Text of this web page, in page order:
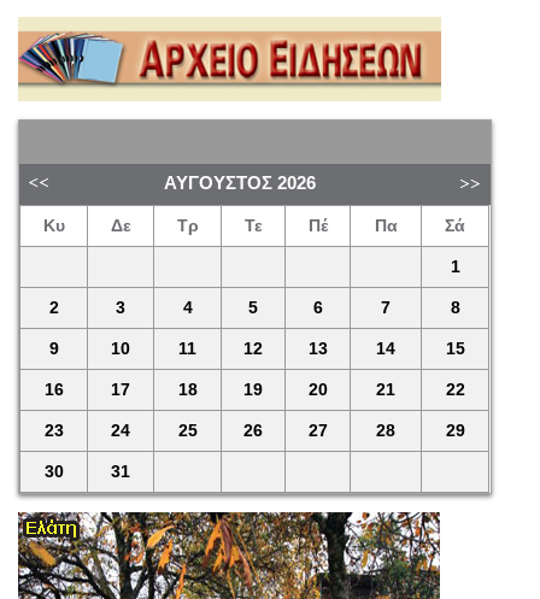
ΑΎΓΟΥΣΤΟΣ 2026
Κυ Δε Τρ Τε Πέ Πα Σά
1
2 3 4 5 6 7 8
9 10 11 12 13 14 15
16 17 18 19 20 21 22
23 24 25 26 27 28 29
30 31